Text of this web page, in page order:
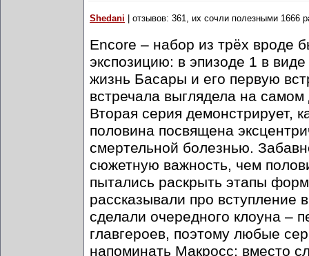
Shedani | отзывов: 361, их сочли полезными 1666
Encore – набор из трёх вроде
экспозицию: в эпизоде 1 в
жизнь Басары и его первую
встречала выглядела на
Вторая серия демонстрирует,
половина посвящена
смертельной болезнью.
сюжетную важность, чем
пытались раскрыть этапы
рассказывали про
сделали очередного клоуна –
главгероев, поэтому любые
напоминать Макросс: вместо